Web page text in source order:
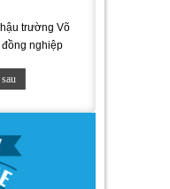
trường Võ
nghiệp